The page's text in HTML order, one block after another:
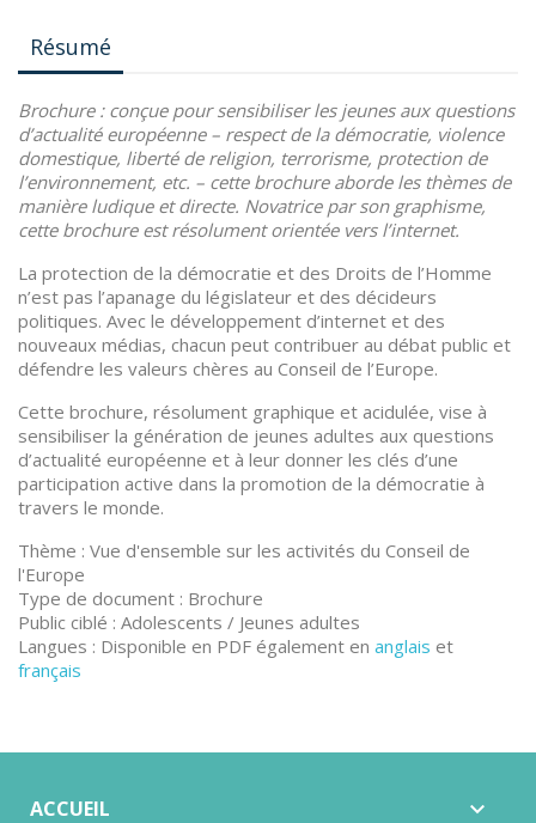
Résumé
Brochure :conçue pour sensibiliser les jeunes aux questions
d’actualité européenne – respect de la démocratie, violence
domestique, liberté de religion, terrorisme, protection de
l’environnement, etc. – cette brochure aborde les thèmes de
manière ludique et directe. Novatrice par son graphisme,
cette brochure est résolument orientée vers l’internet.
La protection de la démocratie et des Droits de l’Homme
n’est pas l’apanage du législateur et des décideurs
politiques. Avec le développement d’internet et des
nouveaux médias, chacun peut contribuer au débat public et
défendre les valeurs chères au Conseil de l’Europe.
Cette brochure, résolument graphique et acidulée, vise à
sensibiliser la génération de jeunes adultes aux questions
d’actualité européenne et à leur donner les clés d’une
participation active dans la promotion de la démocratie à
travers le monde.
Thème : Vue d'ensemble sur les activités du Conseil de
l'Europe
Type de document : Brochure
Public ciblé : Adolescents / Jeunes adultes
Langues : Disponible en PDF également en anglais et
français
ACCUEIL 